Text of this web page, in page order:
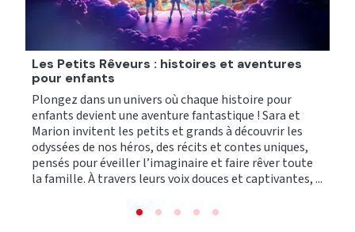
Les Petits Rêveurs : histoires et aventures
pour enfants
Plongez dans un univers où chaque histoire pour
enfants devient une aventure fantastique ! Sara et
Marion invitent les petits et grands à découvrir les
odyssées de nos héros, des récits et contes uniques,
pensés pour éveiller l’imaginaire et faire rêver toute
la famille. À travers leurs voix douces et captivantes, ...